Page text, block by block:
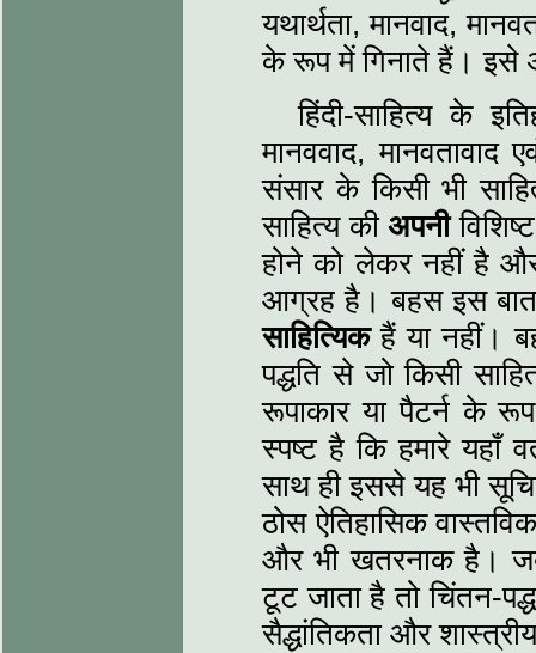
यथार्थता, मानवाद,
के रूप में गिनाते हैं। इसे
हिंदी-साहित्‍य के
मानववाद, मानवतावाद
संसार के किसी भी
साहित्‍य की अपनी
होने को लेकर नहीं है
आग्रह है। बहस इस बात
साहित्यिकहैं या नहीं।
पद्धति से जो किसी
रूपाकार या पैटर्न के
स्‍पष्‍ट है कि हमारे यहाँ
साथ ही इससे यह भी
ठोस ऐतिहासिक
और भी खतरनाक है।
टूट जाता है तो चिंतन-
सैद्धांतिकता और